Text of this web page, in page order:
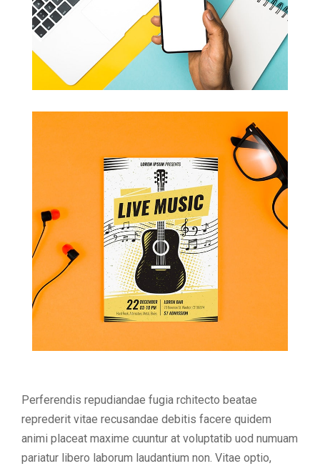
Perferendis repudiandae fugia rchitecto beatae
reprederit vitae recusandae debitis facere quidem
animi placeat maxime cuuntur at voluptatib uod numuam
pariatur libero laborum laudantium non. Vitae optio,